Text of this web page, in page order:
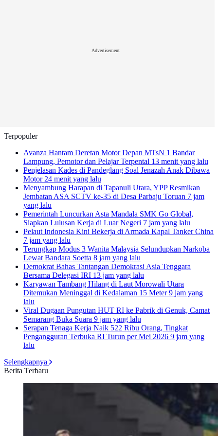
Advertisement
Terpopuler
Avanza Hantam Deretan Motor Depan MTsN 1 Bandar
Lampung, Pemotor dan Pelajar Terpental 13 menit yang lalu
Penjelasan Kades di Pandeglang Soal Jenazah Anak Dibawa
Motor24 menit yang lalu
Menyambung Harapan di Tapanuli Utara, YPP Resmikan
Jembatan ASA SCTV ke-35 di Desa Parbaju Toruan 7 jam
yang lalu
Pemerintah Luncurkan Asta Mandala SMK Go Global,
Siapkan Lulusan Kerja di Luar Negeri 7 jam yang lalu
Pelaut Indonesia Kini Bekerja di Armada Kapal Tanker China
7 jam yang lalu
Terungkap Modus 3 Wanita Malaysia Selundupkan Narkoba
Lewat Bandara Soetta 8 jam yang lalu
Demokrat Bahas Tantangan Demokrasi Asia Tenggara
Bersama Delegasi IRI 13 jam yang lalu
Karyawan Tambang Hilang di Laut Morowali Utara
Ditemukan Meninggal di Kedalaman 15 Meter9 jam yang
lalu
Viral Dugaan Pungutan HUT RI ke Pabrik di Genuk, Camat
Semarang Buka Suara 9 jam yang lalu
Serapan Tenaga Kerja Naik 522 Ribu Orang, Tingkat
Pengangguran Terbuka RI Turun per Mei 2026 9 jam yang
lalu
Selengkapnya
Berita Terbaru